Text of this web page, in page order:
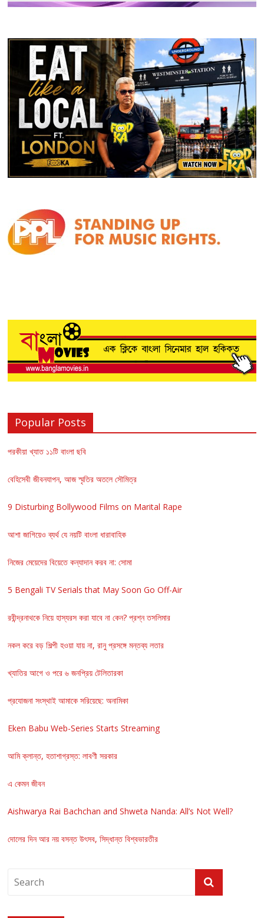
Popular Posts
পরকীয়া খ্যাত ১১টি বাংলা ছবি
বেহিসেবী জীবনযাপন, আজ স্মৃতির অতলে সৌমিত্র
9 Disturbing Bollywood Films on Marital Rape
আশা জাগিয়েও ব্যর্থ যে নয়টি বাংলা ধারাবাহিক
নিজের মেয়েদের বিয়েতে কন্যাদান করব না: সোমা
5 Bengali TV Serials that May Soon Go Off-Air
রবীন্দ্রনাথকে নিয়ে হাস্যরস করা যাবে না কেন? প্রশ্ন তসলিমার
নকল করে বড় শিল্পী হওয়া যায় না, রানু প্রসঙ্গে মন্তব্য লতার
খ্যাতির আগে ও পরে ৬ জনপ্রিয় টেলিতারকা
প্রযোজনা সংস্থাই আমাকে সরিয়েছে: অনামিকা
Eken Babu Web-Series Starts Streaming
আমি ক্লান্ত, হতাশাগ্রস্ত: লাবণী সরকার
এ কেমন জীবন
Aishwarya Rai Bachchan and Shweta Nanda: All’s Not Well?
দোলের দিন আর নয় বসন্ত উৎসব, সিদ্ধান্ত বিশ্বভারতীর